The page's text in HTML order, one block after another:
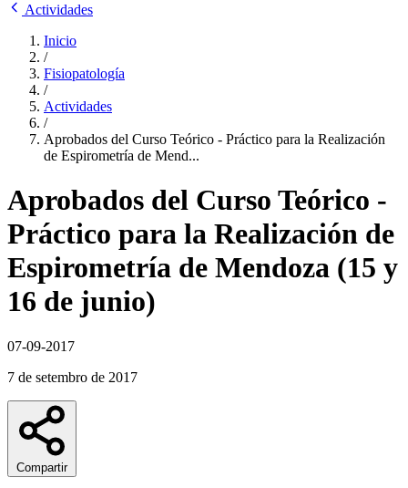
Actividades
Inicio
/
Fisiopatología
/
Actividades
/
Aprobados del Curso Teórico - Práctico para la Realización
de Espirometría de Mend...
Aprobados del Curso Teórico -
Práctico para la Realización de
Espirometría de Mendoza (15 y
16 de junio)
07-09-2017
7 de setembro de 2017
Compartir